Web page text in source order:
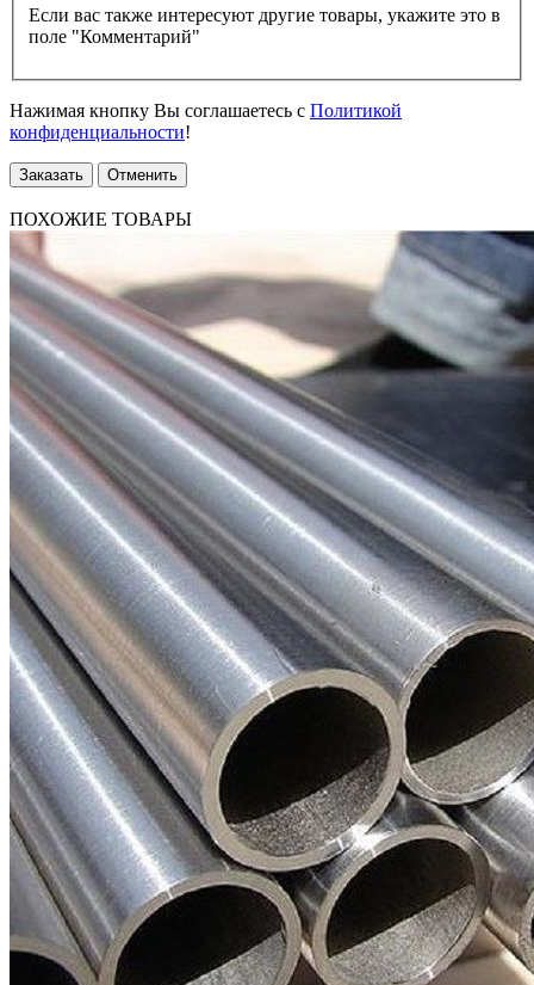
Если вас также интересуют другие товары, укажите это в
поле "Комментарий"
Нажимая кнопку Вы соглашаетесь с Политикой
конфиденциальности!
Заказать Отменить
ПОХОЖИЕ ТОВАРЫ